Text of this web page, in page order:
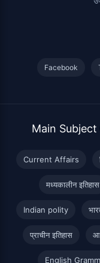
Facebook
Main Subject
Current Affairs
मध्यकालीन इतिहास
Indian polity
प्राचीन इतिहास
English